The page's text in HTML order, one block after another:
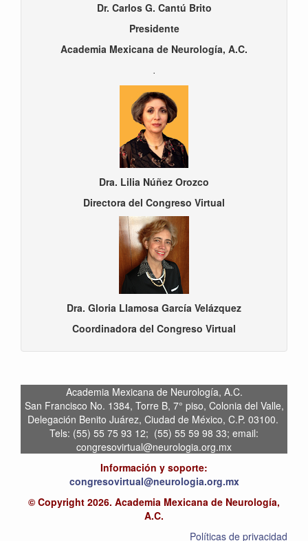
Dr. Carlos G. Cantú Brito
Presidente
Academia Mexicana de Neurología, A.C.
.
Dra. Lilia Núñez Orozco
Directora del Congreso Virtual
Dra. Gloria Llamosa García Velázquez
Coordinadora del Congreso Virtual
Academia Mexicana de Neurología, A.C.
San Francisco No. 1384, Torre B, 7° piso, Colonia del Valle,
Delegación Benito Juárez, Ciudad de México, C.P. 03100.
Tels: (55) 55 75 93 12; (55) 55 59 98 33; email:
congresovirtual@neurologia.org.mx
Información y soporte:
congresovirtual@neurologia.org.mx
© Copyright 2026. Academia Mexicana de Neurología,
A.C.
Políticas de privacidad